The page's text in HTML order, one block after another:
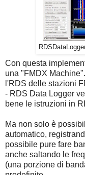
Con questa
una "FMDX
l'RDS delle stazioni
- RDS Data Logger
bene le istruzioni in
Ma non solo è
automatico,
possibile pure fare
anche saltando le
(una porzione di